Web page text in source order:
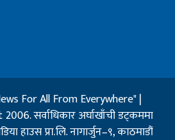
For All From Everywhere" |
सर्वाधिकार अर्घाखाँची डट्कममा
हाउस प्रा.लि. नागार्जुन–९, काठमाडौं